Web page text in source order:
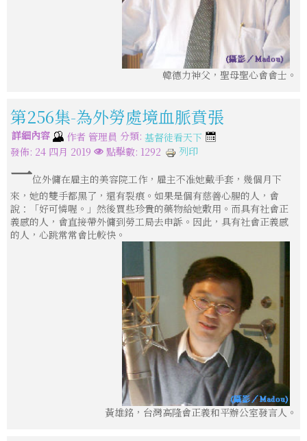
韓德力神父，聖母聖心會會士。
第256集-為外勞處境血脈賁張
詳細內容 作者 管理員 分類: 基督徒看天下
發佈: 24 四月 2019
點擊數: 1292 列印
一位外傭在雇主的美容院工作，雇主不准她戴手套，幾個月下
來，她的雙手都黑了，還有裂痕。如果是個有慈善心腸的人，會
說：「好可憐喔。」然後買些珍貴的藥物給她敷用。而具有社會正
義感的人，會直接帶外傭到勞工局去申訴。因此，具有社會正義感
的人，心跳常常會比較快。
黃雄銘，台灣高隆會正義和平辦公室發言人。